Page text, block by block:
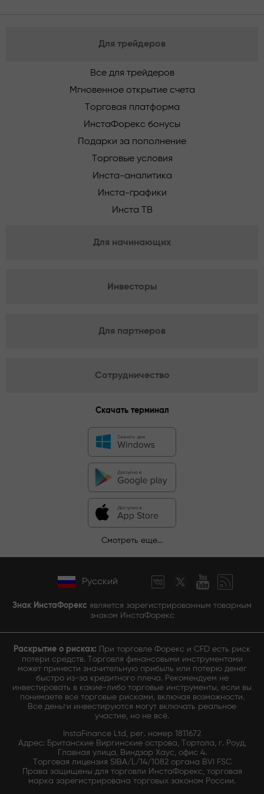
Для трейдеров
Все для трейдеров
Мгновенное открытие счета
Торговая платформа
ИнстаФорекс бонусы
Подарки за пополнение
Торговые условия
Инста-аналитика
Инста-графики
Инста ТВ
Для начинающих
Инвесторы
Для партнеров
Сотрудничество
Скачать терминал
Смотреть еще...
Русский
Знак ИнстаФорекс является зарегистрированным товарным
знаком ИнстаФорекс
Раскрытие о рисках: При торговле Форекс и CFD есть риск
потери средств. Торговля финансовыми инструментами
может принести значительную прибыль или потерю денег
быстро из-за кредитного плеча. Рекомендуем не
инвестировать в какие-либо торговые инструменты, если вы
понимаете все торговые рисками, включая возможности.
Все деньги инвестируются могут включать реальное
участие, но не всё.
InstaFinance Ltd, рег. номер 1811672
Адрес: Британские Виргинские острова, Тортола, г. Роуд,
Главная улица, Виндзор Хаус, офис 4.
Торговая лицензия SIBA/L/14/1082 органа BVI FSC
Права защищены для торговли ИнстаФорекс, торговая
марка зарегистрирована торговых законом России.